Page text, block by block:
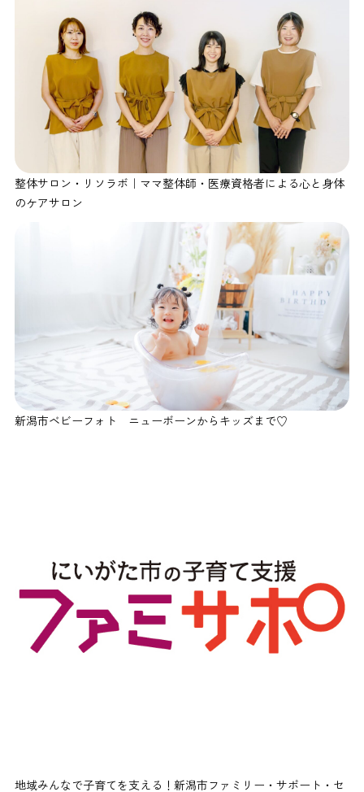
整体サロン・リソラボ｜ママ整体師・医療資格者による心と身体
のケアサロン
新潟市ベビーフォト ニューボーンからキッズまで♡
地域みんなで子育てを支える！新潟市ファミリー・サポート・セ